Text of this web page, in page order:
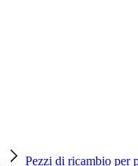
Pezzi di ricambio per